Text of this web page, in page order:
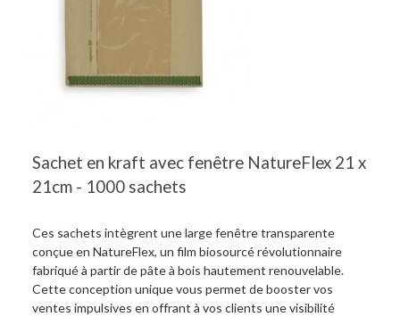
Sachet en kraft avec fenêtre NatureFlex 21 x
21cm - 1000 sachets
Ces sachets intègrent une large fenêtre transparente
conçue en NatureFlex, un film biosourcé révolutionnaire
fabriqué à partir de pâte à bois hautement renouvelable.
Cette conception unique vous permet de booster vos
ventes impulsives en offrant à vos clients une visibilité